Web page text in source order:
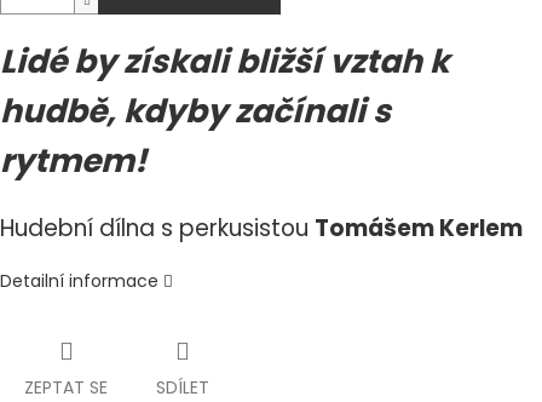
Lidé by získali bližší vztah k
hudbě, kdyby začínali s
rytmem!
Hudební dílna s perkusistou Tomášem Kerlem
Detailní informace
ZEPTAT SE SDÍLET